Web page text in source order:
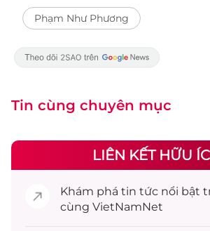
Phạm Như Phương
Tin cùng chuyên mục
LIÊN KẾT HỮU
Khám phá tin tức nổi bật
cùng VietNamNet